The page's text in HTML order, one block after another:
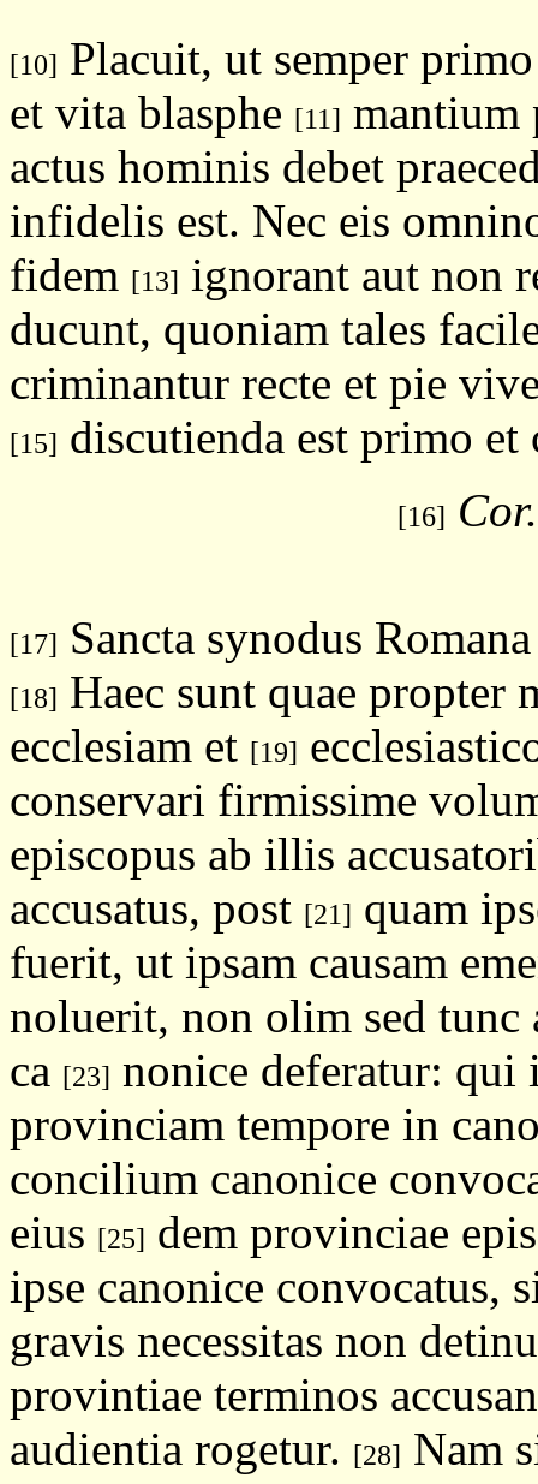
[10] Placuit, ut semper
et vita blasphe [11] mantium
actus hominis debet
infidelis est. Nec eis
fidem [13] ignorant aut non
ducunt, quoniam tales
criminantur recte et pie
[15] discutienda est primo et
[16]
[17] Sancta synodus
[18] Haec sunt quae
ecclesiam et [19]
conservari firmissime
episcopus ab illis
accusatus, post [21] quam
fuerit, ut ipsam causam
noluerit, non olim sed tunc
ca [23] nonice deferatur:
provinciam tempore in
concilium canonice
eius [25] dem provinciae
ipse canonice convocatus,
gravis necessitas non
provintiae terminos
audientia rogetur. [28] Nam